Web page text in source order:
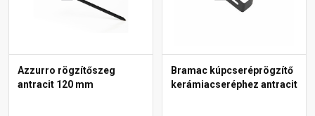
Azzurro rögzítőszeg
antracit 120 mm
Bramac kúpcseréprögzítő
kerámiacseréphez antracit